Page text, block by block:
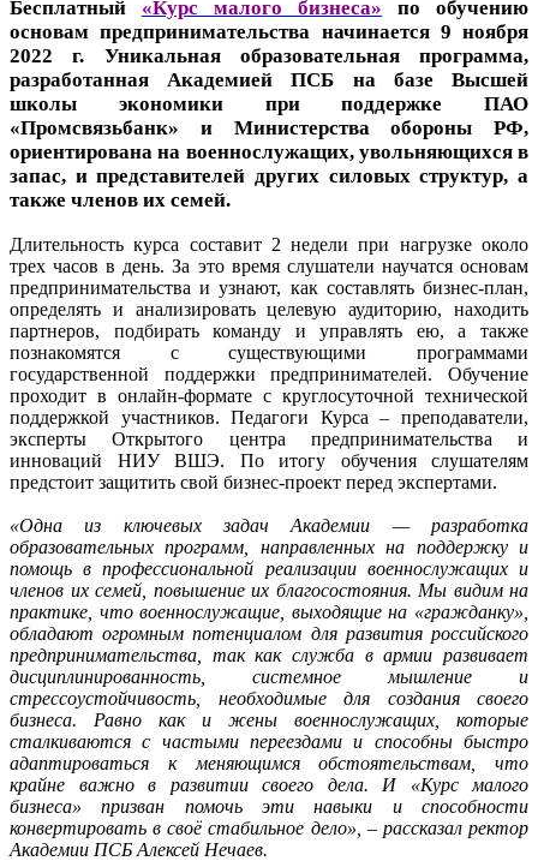
Бесплатный «Курс малого бизнеса» по обучению
основам предпринимательства начинается 9 ноября
2022 г. Уникальная образовательная программа,
разработанная Академией ПСБ на базе Высшей
школы экономикипри поддержке ПАО
«Промсвязьбанк» и Министерства обороны РФ,
ориентирована на военнослужащих, увольняющихся в
запас, ипредставителей других силовых структур, а
также членов их семей.
Длительность курса составит 2 недели при нагрузке около
трех часов в день. За это время слушатели научатся основам
предпринимательства и узнают, как составлять бизнес-план,
определять и анализировать целевую аудиторию, находить
партнеров, подбирать команду и управлять ею, а также
познакомятся с существующими программами
государственной поддержки предпринимателей. Обучение
проходит в онлайн-формате с круглосуточной технической
поддержкой участников. Педагоги Курса – преподаватели,
эксперты Открытого центра предпринимательства и
инноваций НИУ ВШЭ. По итогу обучения слушателям
предстоит защитить свой бизнес-проект перед экспертами.
«Одна из ключевых задач Академии — разработка
образовательных программ, направленных на поддержку и
помощь в профессиональной реализации военнослужащих и
членов их семей, повышение их благосостояния. Мы видим на
практике, что военнослужащие, выходящие на «гражданку»,
обладают огромным потенциалом для развития российского
предпринимательства, так как служба в армии развивает
дисциплинированность, системное мышление и
стрессоустойчивость, необходимые для создания своего
бизнеса. Равно как и жены военнослужащих, которые
сталкиваются с частыми переездами и способны быстро
адаптироваться к меняющимся обстоятельствам, что
крайне важно в развитии своего дела. И «Курс малого
бизнеса» призван помочь эти навыки и способности
конвертировать в своё стабильное дело», – рассказал ректор
Академии ПСБ Алексей Нечаев.